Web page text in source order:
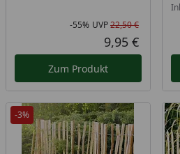
Rabatt
-55% UVP22,50 €
9,95 €
Zum Produkt
-3%